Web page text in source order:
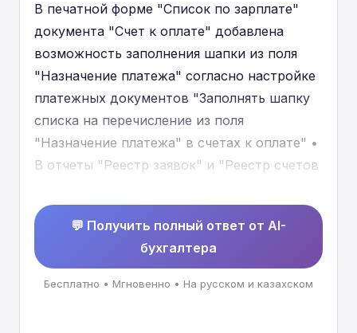
В печатной форме "Список по зарплате"
документа "Счет к оплате" добавлена
возможность заполнения шапки из поля
"Назначение платежа" согласно настройке
платежных документов "Заполнять шапку
списка на перечисление из поля
"Назначение платежа" в счетах к оплате" •
В отчеты "Реестр заявок" и "Реестр счетов
номера реестра при формировании реестра
для казначейства • В обработку "Выгрузка
данных в конфигурацию "Бухгалтерский
учет для гос. учреждений Казахстана. ред.
💬 Получить полный ответ от AI-
бухгалтера
Бесплатно • Мгновенно • На русском и казахском